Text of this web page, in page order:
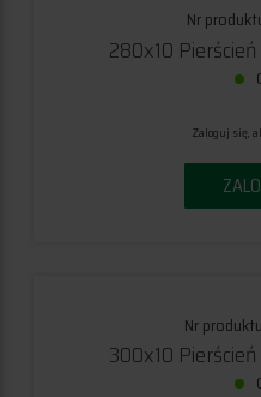
Nr
280x10
Zaloguj się,
Nr
300x10